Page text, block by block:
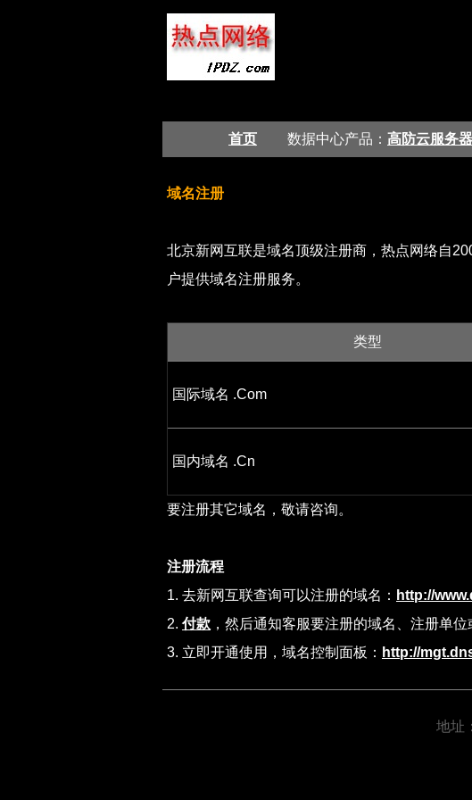
首页 数据中心产品： 高防云服务器
域名注册
北京新网互联是域名顶级注册商，热点网络自
户提供域名注册服务。
类型
国际域名 .Com
国内域名 .Cn
要注册其它域名，敬请咨询。
注册流程
1. 去新网互联查询可以注册的域名： http://
2. 付款 ，然后通知客服要注册的域名、注册单位
3. 立即开通使用，域名控制面板： http://
地址